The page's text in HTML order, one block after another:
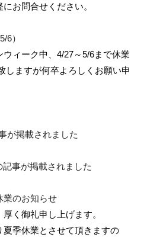
お問合せください。
6）
ィーク中、4/27～5/6まで休業
しますが何卒よろしくお願い申
が掲載されました
事が掲載されました
業のお知らせ
く御礼申し上げます。
季休業とさせて頂きますの